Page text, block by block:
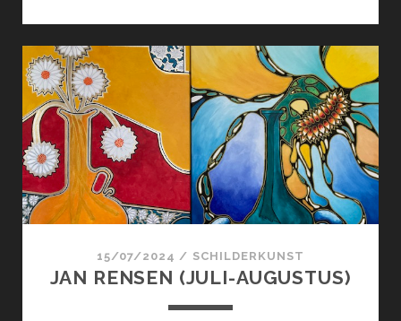
15/07/2024 / SCHILDERKUNST
JAN RENSEN (JULI-AUGUSTUS)